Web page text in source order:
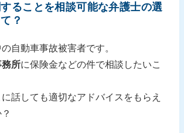
ることを相談可能な弁護士の選
？
自動車事故被害者です。
所に保険金などの件で相談したいこ
話しても適切なアドバイスをもらえ